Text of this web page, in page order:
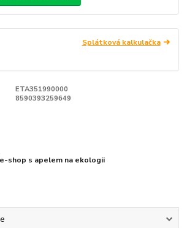
Splátková kalkulačka
ETA351990000
8590393259649
shop s apelem na ekologii